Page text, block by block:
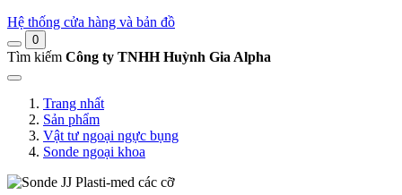
Hệ thống cửa hàng và bản đồ
0
Tìm kiếm Công ty TNHH Huỳnh Gia Alpha
Trang nhất
Sản phẩm
Vật tư ngoại ngực bụng
Sonde ngoại khoa